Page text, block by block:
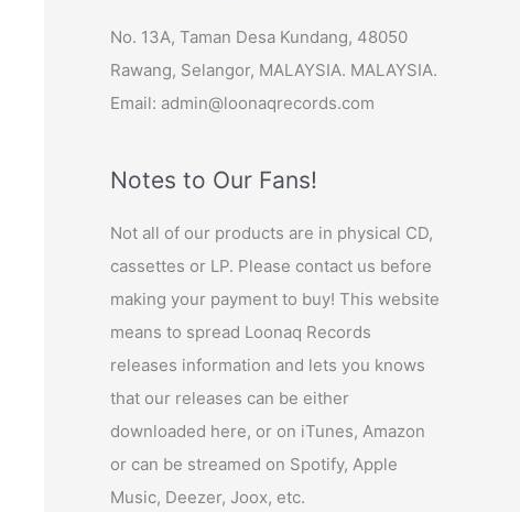
No. 13A, Taman Desa Kundang, 48050
Rawang, Selangor, MALAYSIA. MALAYSIA.
Email: admin@loonaqrecords.com
Notes to Our Fans!
Not all of our products are in physical CD,
cassettes or LP. Please contact us before
making your payment to buy! This website
means to spread Loonaq Records
releases information and lets you knows
that our releases can be either
downloaded here, or on iTunes, Amazon
or can be streamed on Spotify, Apple
Music, Deezer, Joox, etc.